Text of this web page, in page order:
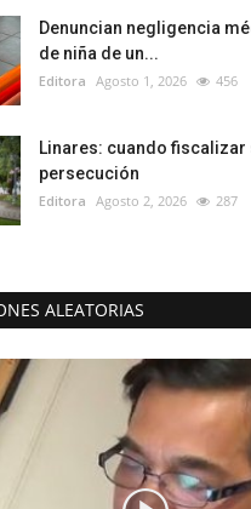
Denuncian negligencia
de niña de un...
Editora Agosto 1, 2026 456
Linares: cuando fiscalizar
persecución
Editora Agosto 2, 2026 287
ALEATORIAS